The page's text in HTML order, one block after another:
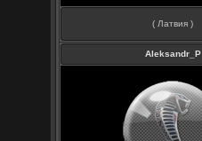
( Латвия )
Aleksandr_P